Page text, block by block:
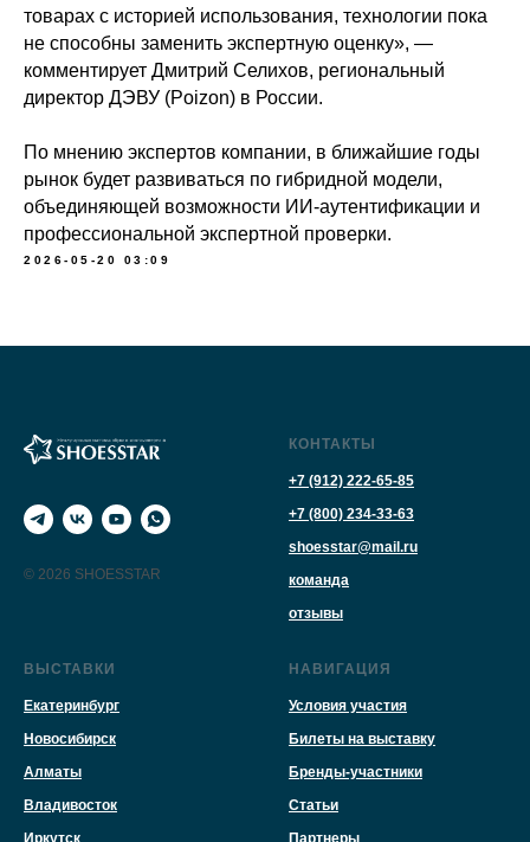
товарах с историей использования, технологии пока
не способны заменить экспертную оценку», —
комментирует Дмитрий Селихов, региональный
директор ДЭВУ (Poizon) в России.
По мнению экспертов компании, в ближайшие годы
рынок будет развиваться по гибридной модели,
объединяющей возможности ИИ-аутентификации и
профессиональной экспертной проверки.
2026-05-20 03:09
© 2026 SHOESSTAR
КОНТАКТЫ
+7 (912) 222-65-85
+7 (800) 234-33-63
shoesstar@mail.ru
команда
отзывы
ВЫСТАВКИ
Екатеринбург
Новосибирск
Алматы
Владивосток
Иркутск
НАВИГАЦИЯ
Условия участия
Билеты на выставку
Бренды-участники
Статьи
Партнеры